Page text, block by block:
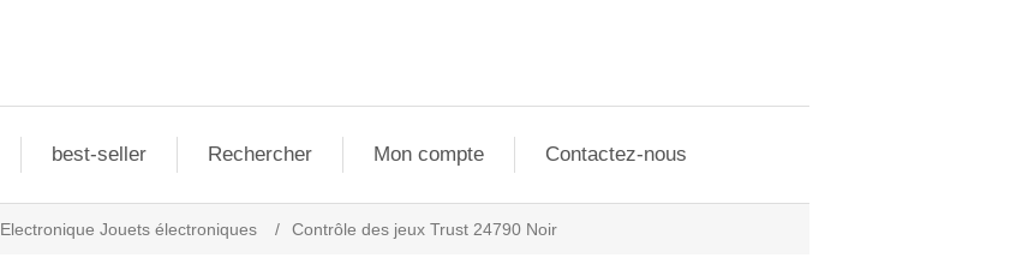
best-seller Rechercher Mon compte Contactez-nous
Electronique Jouets électroniques / Contrôle des jeux Trust 24790 Noir